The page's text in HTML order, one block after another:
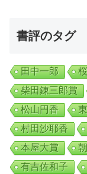
書評のタグ
田中一郎
柴田錬三郎賞
松山円香
村田沙耶香
本屋大賞
有吉佐和子